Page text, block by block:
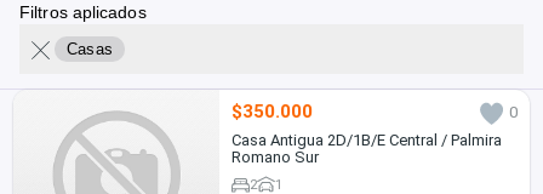
Filtros aplicados
Casas
$350.000
0
Casa Antigua 2D/1B/E Central / Palmira
Romano Sur
2 1